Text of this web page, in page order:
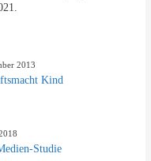
2013
Kind
Studie